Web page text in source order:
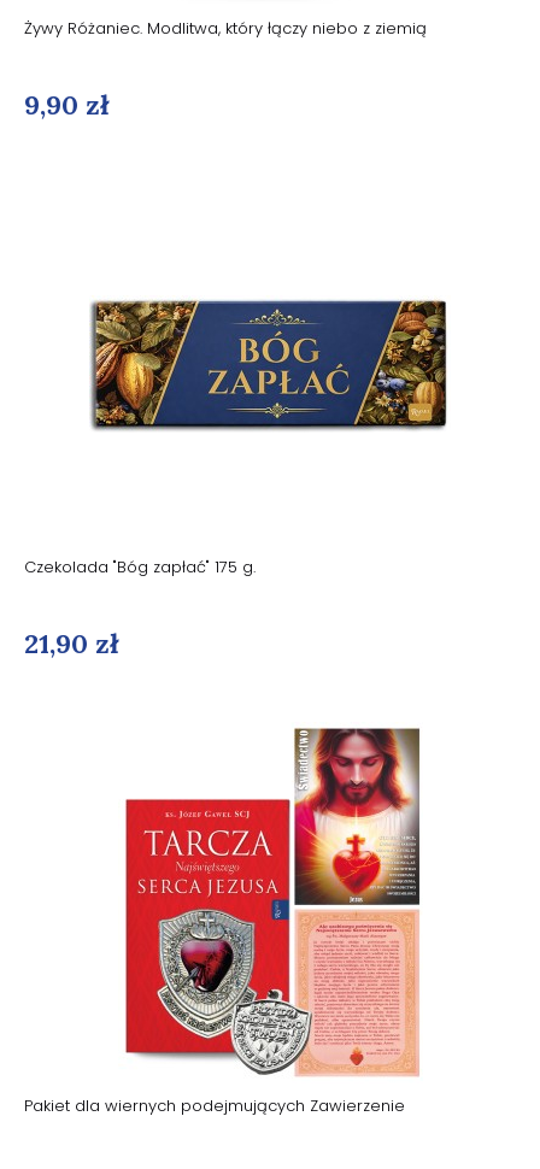
Żywy Różaniec. Modlitwa, który łączy niebo z ziemią
9,90 zł
Czekolada "Bóg zapłać" 175 g.
21,90 zł
Pakiet dla wiernych podejmujących Zawierzenie